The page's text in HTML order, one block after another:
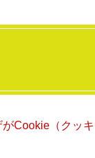
Cookie（クッ